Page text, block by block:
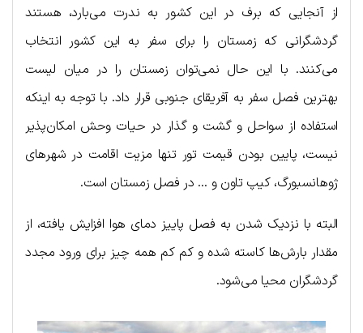
از آنجایی که برف در این کشور به ندرت می‌بارد، هستند
گردشگرانی که زمستان را برای سفر به این کشور انتخاب
می‌کنند. با این حال نمی‌توان زمستان را در میان لیست
بهترین فصل سفر به آفریقای جنوبی قرار داد. با توجه به اینکه
استفاده از سواحل و گشت و گذار در حیات وحش امکان‌پذیر
نیست، پایین بودن قیمت تور تنها مزیت اقامت در شهرهای
ژوهانسبورگ، کیپ تاون و … در فصل زمستان است.
البته با نزدیک شدن به فصل پاییز دمای هوا افزایش یافته، از
مقدار بارش‌ها کاسته شده و کم کم همه چیز برای ورود مجدد
گردشگران محیا می‌شود.